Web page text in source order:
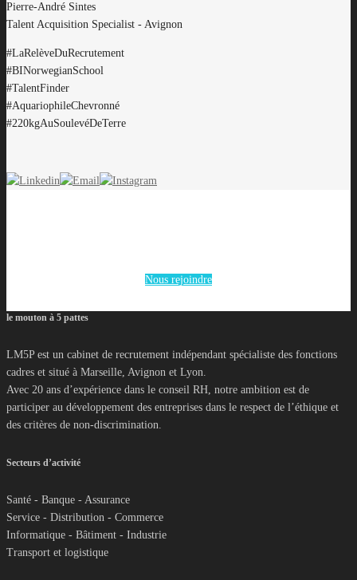
Pierre-André Sintes
Talent Acquisition Specialist - Avignon
#LaRelèveDuRecrutement
#BINorwegianSchool
#TalentFinder
#AquariophileChevronné
#220kgAuSoulevéDeTerre
Nous rejoindre
le mouton à 5 pattes
LM5P est un cabinet de recrutement indépendant spécialiste des fonctions
cadres et situé à Marseille, Avignon et Lyon.
Avec 20 ans d’expérience dans le conseil RH, notre ambition est de
participer au développement des entreprises dans le respect de l’éthique et
des critères de non-discrimination.
Secteurs d’activité
Santé - Banque - Assurance
Service - Distribution - Commerce
Informatique - Bâtiment - Industrie
Transport et logistique